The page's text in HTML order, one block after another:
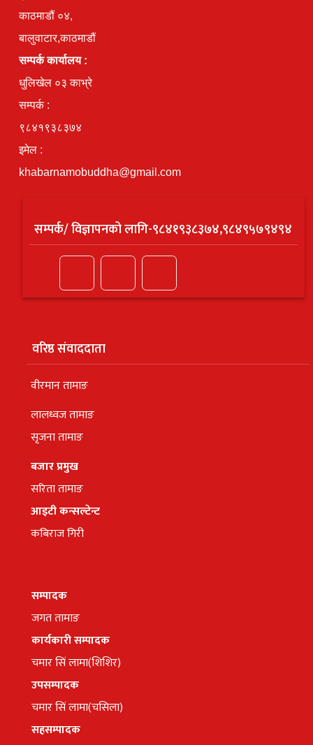
काठमाडौं ०४,
बालुवाटार,काठमाडौं
सम्पर्क कार्यालय :
धुलिखेल ०३ काभ्रे
सम्पर्क :
९८४१९३८३७४
इमेल :
khabarnamobuddha@gmail.com
सम्पर्क/ विज्ञापनको लागि-९८४१९३८३७४,९८४९५७९४९४
वरिष्ठ संवाददाता
वीरमान तामाङ
लालध्वज तामाङ
सृजना तामाङ
बजार प्रमुख
सरिता तामाङ
आइटी कन्सल्टेन्ट
कबिराज गिरी
सम्पादक
जगत तामाङ
कार्यकारी सम्पादक
चमार सिं लामा(शिशिर)
उपसम्पादक
चमार सिं लामा(चसिला)
सहसम्पादक